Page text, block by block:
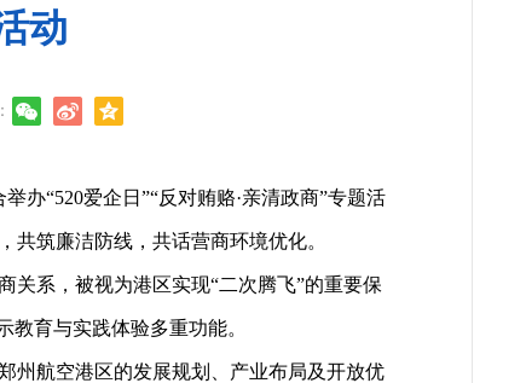
动
“520爱企日”“反对贿赂·亲清政商”专题活
筑廉洁防线，共话营商环境优化。
系，被视为港区实现“二次腾飞”的重要保
育与实践体验多重功能。
航空港区的发展规划、产业布局及开放优